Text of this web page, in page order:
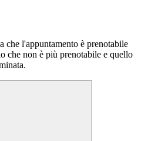
che l'appuntamento è prenotabile
che non è più prenotabile e quello